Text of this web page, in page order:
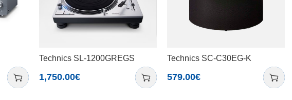
Technics SL-1200GREGS
1,750.00€
Technics SC-C30EG-K
579.00€